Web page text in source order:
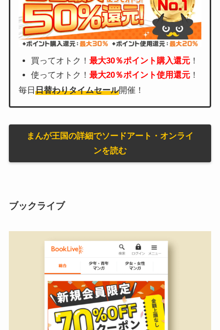
買ってオトク！最大30％ポイント購入還元 ！
使ってオトク！最大20％ポイント使用還元 ！
毎日 日替わりタイムセール開催！
まんが王国の詳細でソードアート・オンライ
ンを読む
ブックライブ